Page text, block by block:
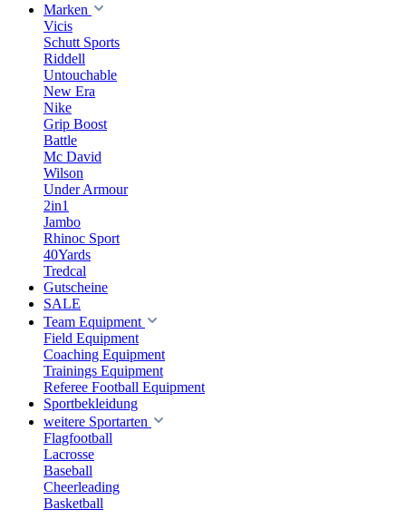
Marken
Vicis
Schutt Sports
Riddell
Untouchable
New Era
Nike
Grip Boost
Battle
Mc David
Wilson
Under Armour
2in1
Jambo
Rhinoc Sport
40Yards
Tredcal
Gutscheine
SALE
Team Equipment
Field Equipment
Coaching Equipment
Trainings Equipment
Referee Football Equipment
Sportbekleidung
weitere Sportarten
Flagfootball
Lacrosse
Baseball
Cheerleading
Basketball